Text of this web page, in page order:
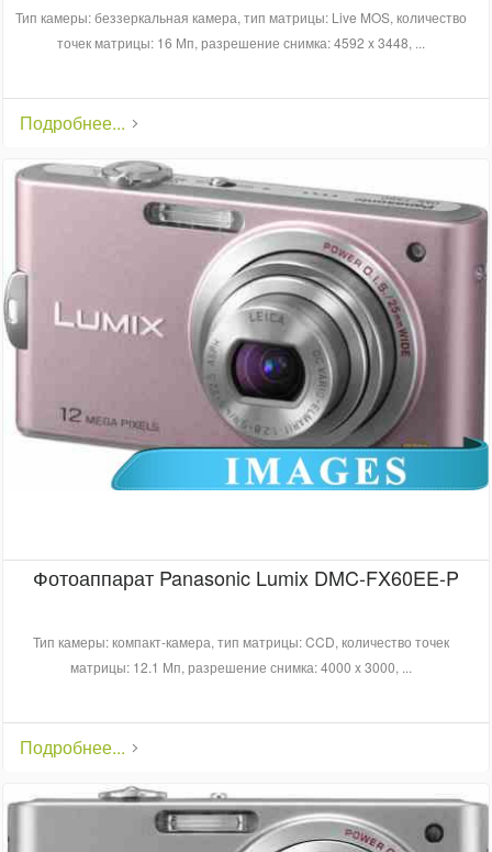
Тип камеры: беззеркальная камера, тип матрицы: Live MOS, количество
точек матрицы: 16 Мп, разрешение снимка: 4592 x 3448, ...
Подробнее...
Фотоаппарат Panasonic Lumix DMC-FX60EE-P
Тип камеры: компакт-камера, тип матрицы: CCD, количество точек
матрицы: 12.1 Мп, разрешение снимка: 4000 x 3000, ...
Подробнее...